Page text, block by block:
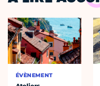
ÉVÈNEMENT